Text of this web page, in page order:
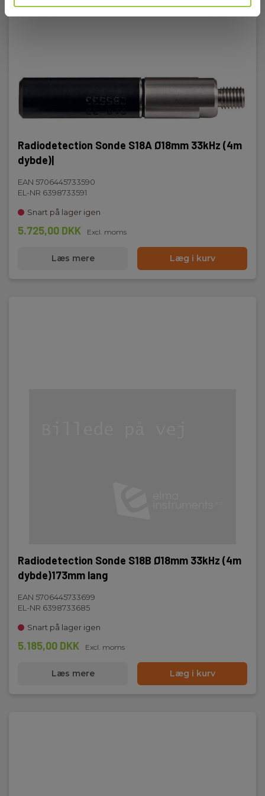
Radiodetection Sonde S18A Ø18mm 33kHz (4m
dybde)|
EAN 5706445733590
EL-NR 6398733591
Snart på lager igen
5.725,00 DKK Excl. moms
Læs mere Læg i kurv
Radiodetection Sonde S18B Ø18mm 33kHz (4m
dybde)173mm lang
EAN 5706445733699
EL-NR 6398733685
Snart på lager igen
5.185,00 DKK Excl. moms
Læs mere Læg i kurv